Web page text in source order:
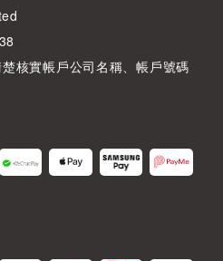
核實帳戶公司名稱、帳戶號碼